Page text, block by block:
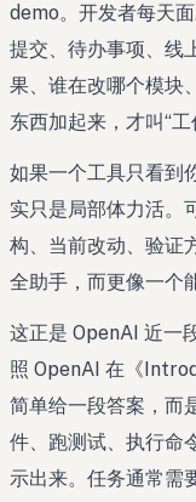
demo。开发者每天
提交、待办事项、线
果、谁在改哪个模块
东西加起来，才叫“工
如果一个工具只看到
实只是局部体力活。
构、当前改动、验证
全助手，而更像一个
这正是 OpenAI 近一
照 OpenAI 在《
简单给一段答案，而
件、跑测试、执行命
示出来。任务通常需